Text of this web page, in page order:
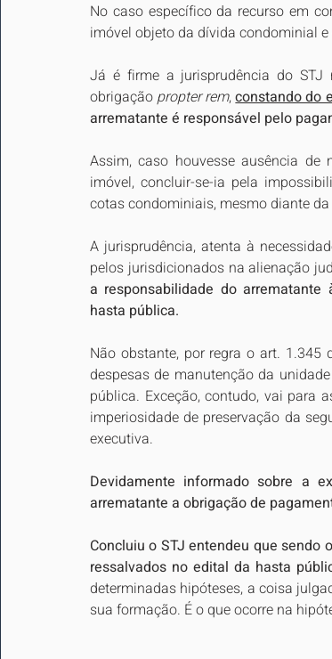
No caso específico da recurso em
imóvel objeto da dívida condominial
Já é firme a jurisprudência do
obrigação propter rem, constando do
arrematante é responsável pelo
Assim, caso houvesse ausência
imóvel, concluir-se-ia pela
cotas condominiais, mesmo diante
A jurisprudência, atenta à
pelos jurisdicionados na alienação
a responsabilidade do
hasta pública.
Não obstante, por regra o art. 1.345
despesas de manutenção da
pública. Exceção, contudo, vai para
imperiosidade de preservação da
executiva.
Devidamente informado sobre a
arrematante a obrigação de
Concluiu o STJ entendeu que
ressalvados no edital da hasta
determinadas hipóteses, a coisa
sua formação. É o que ocorre na